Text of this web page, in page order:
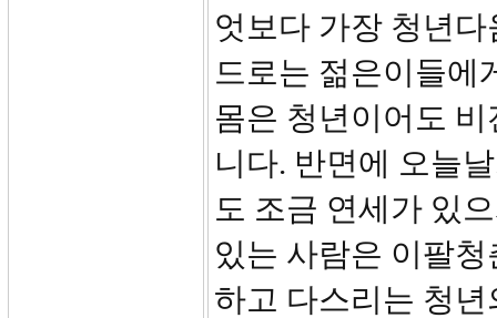
엇보다 가장 청년
드로는 젊은이들에
몸은 청년이어도
니다. 반면에 오늘
도 조금 연세가 있
있는 사람은 이팔
하고 다스리는 청